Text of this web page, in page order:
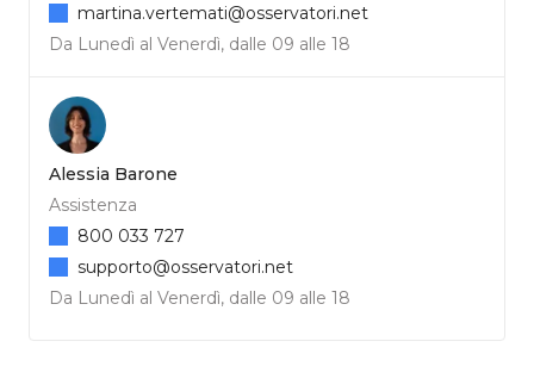
Da Lunedì al Venerdì, dalle 09 alle 18
martina.vertemati@osservatori.net
Alessia Barone
Assistenza
Da Lunedì al Venerdì, dalle 09 alle 18
800 033 727
supporto@osservatori.net